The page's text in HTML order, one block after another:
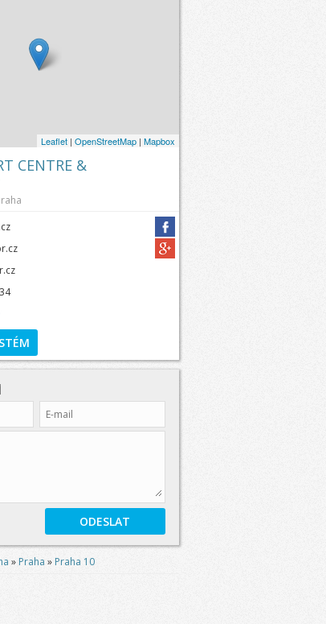
Leaflet| OpenStreetMap| Mapbox
CENTRE &
»Praha » Praha 10